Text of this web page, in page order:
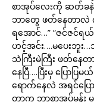
စာအုပ်လေးကို ဆတ်ခနဲ
ဘာတွေ ဖတ်နေတာလဲ
ရအောင်…” “ဇင်ဇင်ရယ်
ဟင့်အင်း….မပေးဘူး
သဲကြီးမဲကြီး ဖတ်နေတာ
နေပြီ….ပြီးမှ ပြော
ရောက်နေလဲ အရင်ပြော
တာက ဘာစာအုပ်မှန်း